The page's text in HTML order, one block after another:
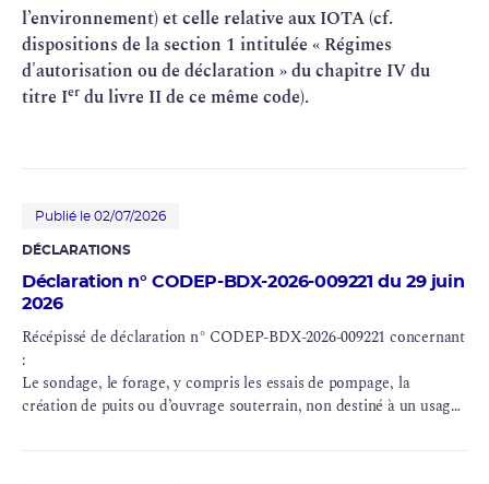
l’environnement) et celle relative aux IOTA (cf.
dispositions de la section 1 intitulée « Régimes
d'autorisation ou de déclaration » du chapitre IV du
titre Ier du livre II de ce même code).
Publié le 02/07/2026
DÉCLARATIONS
Déclaration n° CODEP-BDX-2026-009221 du 29 juin
2026
Récépissé de déclaration n° CODEP-BDX-2026-009221 concernant
:
Le sondage, le forage, y compris les essais de pompage, la
création de puits ou d’ouvrage souterrain, non destiné à un usage